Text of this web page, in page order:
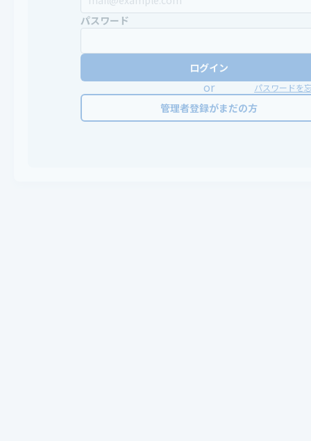
パスワード
ログイン
or パスワードを
管理者登録がまだの方